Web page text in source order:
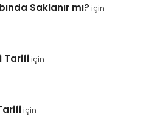
Saklanır mı? için
Tarifiiçin
için